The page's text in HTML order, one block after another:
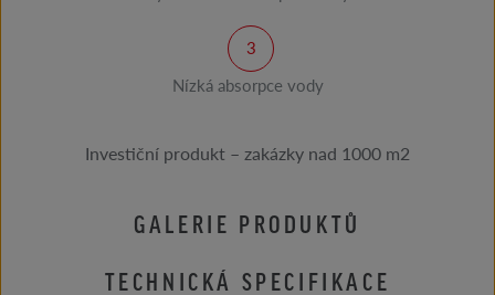
Nízká absorpce vody
Investiční produkt – zakázky nad 1000 m2
GALERIE PRODUKTŮ
TECHNICKÁ SPECIFIKACE